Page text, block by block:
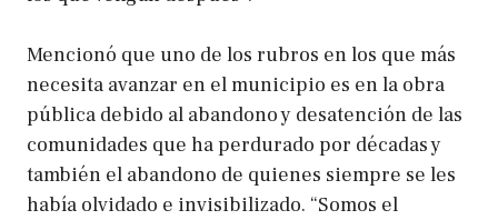
Mencionó que uno de los rubros en los que más
necesita avanzar en el municipio es en la obra
pública debido al abandono y desatención de las
comunidades que ha perdurado por décadas y
también el abandono de quienes siempre se les
había olvidado e invisibilizado. “Somos el